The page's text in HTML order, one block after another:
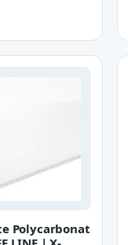
Polycarbonat